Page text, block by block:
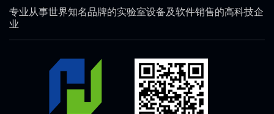
专业从事世界知名品牌的实验室设备及软件销售的高科技企
业